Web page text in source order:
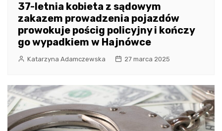
37-letnia kobieta z sądowym
zakazem prowadzenia pojazdów
prowokuje pościg policyjny i kończy
go wypadkiem w Hajnówce
Katarzyna Adamczewska 27 marca 2025